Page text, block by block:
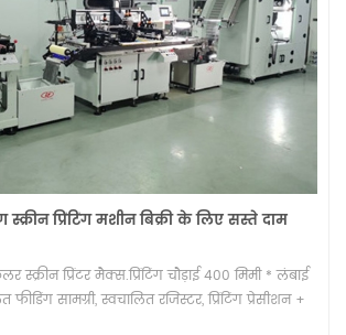
प्रिंटिंग मशीन बिक्री के लिए सस्ते दाम
स्क्रीन प्रिंटर मैक्स.प्रिंटिंग चौड़ाई 400 मिमी * लंबाई
फीडिंग सामग्री, स्वचालित रजिस्टर, प्रिंटिंग प्रेसीशन +